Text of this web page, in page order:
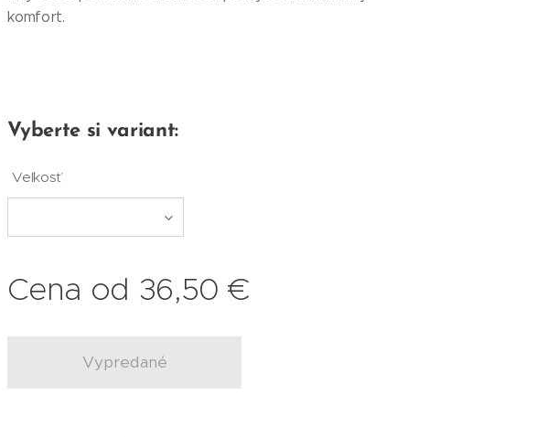
komfort.
Vyberte si variant:
Veľkosť
Cena od 36,50 €
Vypredané